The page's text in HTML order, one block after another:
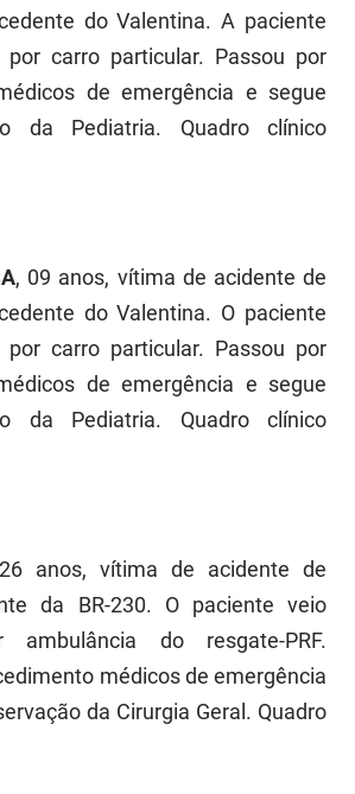
do Valentina. A paciente
por carro particular. Passou por
de emergência e segue
da Pediatria. Quadro clínico
, 09 anos, vítima de acidente de
do Valentina. O paciente
por carro particular. Passou por
de emergência e segue
da Pediatria. Quadro clínico
anos, vítima de acidente de
da BR-230. O paciente veio
ambulância do resgate-PRF.
médicos de emergência
da Cirurgia Geral. Quadro